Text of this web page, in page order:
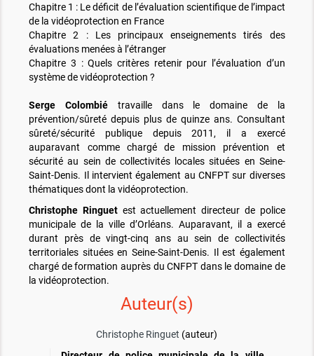
Chapitre 1 : Le déficit de l’évaluation scientifique de l’impact
de la vidéoprotection en France
Chapitre 2 : Les principaux enseignements tirés des
évaluations menées à l’étranger
Chapitre 3 : Quels critères retenir pour l’évaluation d’un
système de vidéoprotection ?
Serge Colombié travaille dans le domaine de la
prévention/sûreté depuis plus de quinze ans. Consultant
sûreté/sécurité publique depuis 2011, il a exercé
auparavant comme chargé de mission prévention et
sécurité au sein de collectivités locales situées en Seine-
Saint-Denis. Il intervient également au CNFPT sur diverses
thématiques dont la vidéoprotection.
Christophe Ringuet est actuellement directeur de police
municipale de la ville d’Orléans. Auparavant, il a exercé
durant près de vingt-cinq ans au sein de collectivités
territoriales situées en Seine-Saint-Denis. Il est également
chargé de formation auprès du CNFPT dans le domaine de
la vidéoprotection.
Auteur(s)
Christophe Ringuet (auteur)